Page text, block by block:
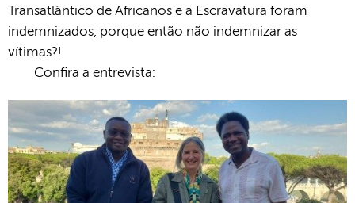
Transatlântico de Africanos e a Escravatura foram
indemnizados, porque então não indemnizar as
vítimas?!
Confira a entrevista: